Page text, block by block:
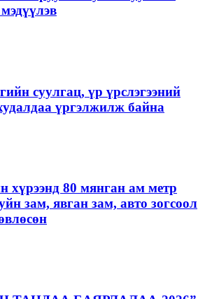
суулгац, үр үрслэгээний
үргэлжилж байна
хүрээнд 80 мянган ам метр
зам, явган зам, авто зогсоол